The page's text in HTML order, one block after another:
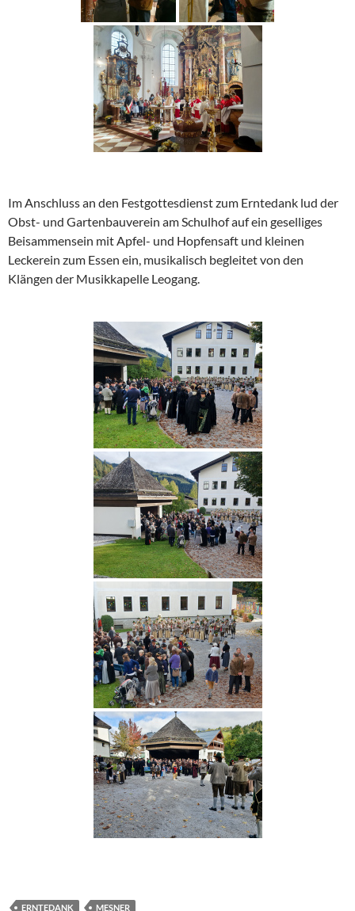
Im Anschluss an den Festgottesdienst zum Erntedank lud der
Obst- und Gartenbauverein am Schulhof auf ein geselliges
Beisammensein mit Apfel- und Hopfensaft und kleinen
Leckerein zum Essen ein, musikalisch begleitet von den
Klängen der Musikkapelle Leogang.
ERNTEDANK MESNER